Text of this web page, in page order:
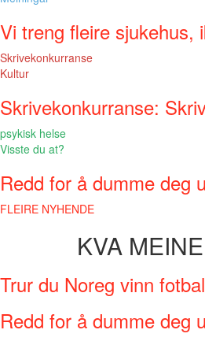
Vi treng fleire sjukehus,
Skrivekonkurranse
Kultur
Skrivekonkurranse:
psykisk helse
Visste du at?
Redd for å dumme deg
FLEIRE NYHENDE
KVA
Trur du Noreg vinn
Redd for å dumme deg